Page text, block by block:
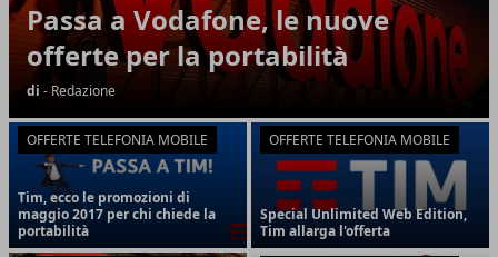
Passa a Vodafone, le nuove
offerte per la portabilità
di - Redazione
OFFERTE TELEFONIA MOBILE
Tim, ecco le promozioni di
maggio 2017 per chi chiede la
portabilità
OFFERTE TELEFONIA MOBILE
Special Unlimited Web Edition,
Tim allarga l'offerta